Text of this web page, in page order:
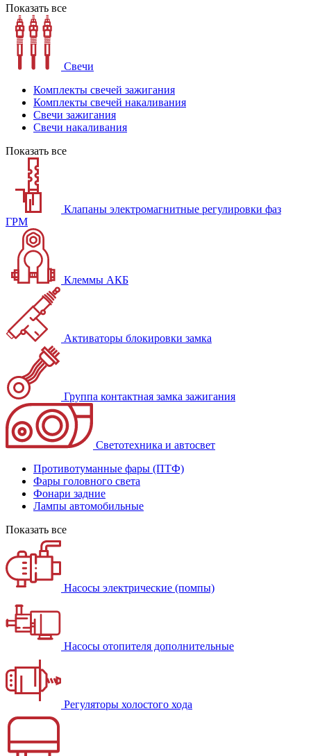
Показать все
Свечи
Комплекты свечей зажигания
Комплекты свечей накаливания
Свечи зажигания
Свечи накаливания
Показать все
Клапаны электромагнитные регулировки фаз
ГРМ
Клеммы АКБ
Активаторы блокировки замка
Группа контактная замка зажигания
Светотехника и автосвет
Противотуманные фары (ПТФ)
Фары головного света
Фонари задние
Лампы автомобильные
Показать все
Насосы электрические (помпы)
Насосы отопителя дополнительные
Регуляторы холостого хода